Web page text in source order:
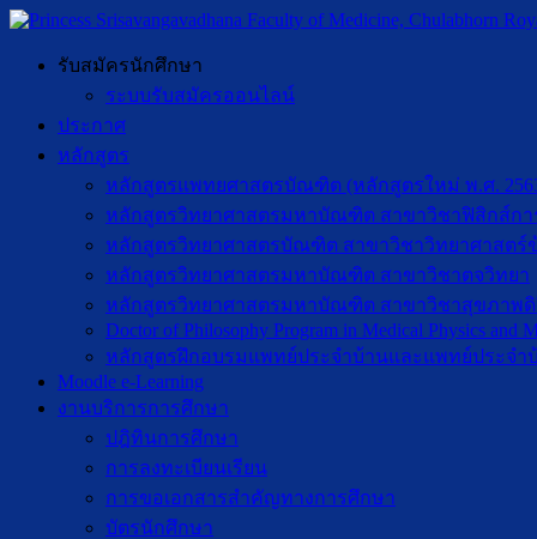
รับสมัครนักศึกษา
ระบบรับสมัครออนไลน์
ประกาศ
หลักสูตร
หลักสูตรแพทยศาสตรบัณฑิต (หลักสูตรใหม่ พ.ศ.
หลักสูตรวิทยาศาสตรมหาบัณฑิต สาขาวิชาฟิสิกส์กา
หลักสูตรวิทยาศาสตรบัณฑิต สาขาวิชาวิทยาศาสตร์
หลักสูตรวิทยาศาสตรมหาบัณฑิต สาขาวิชาตจวิทยา
หลักสูตรวิทยาศาสตรมหาบัณฑิต สาขาวิชาสุขภาพดิ
Doctor of Philosophy Program in Medical Physics and
หลักสูตรฝึกอบรมแพทย์ประจำบ้านและแพทย์ประจำ
Moodle e-Learning
งานบริการการศึกษา
ปฎิทินการศึกษา
การลงทะเบียนเรียน
การขอเอกสารสำคัญทางการศึกษา
บัตรนักศึกษา